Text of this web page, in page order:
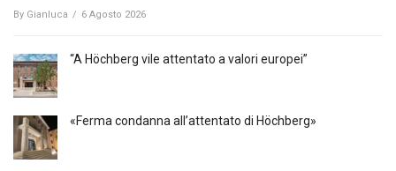
By Gianluca / 6 Agosto 2026
“A Höchberg vile attentato a valori europei”
«Ferma condanna all’attentato di Höchberg»